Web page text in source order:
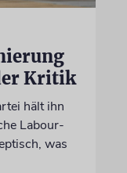
Kritik
hält ihn
Labour-
was